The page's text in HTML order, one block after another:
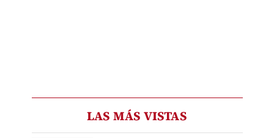
LAS MÁS VISTAS